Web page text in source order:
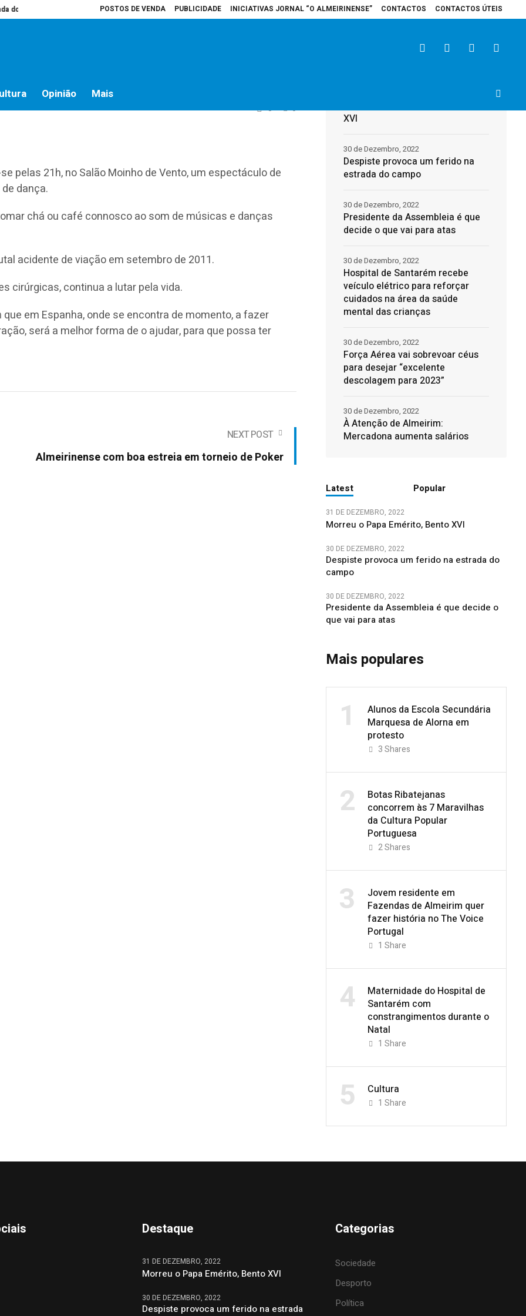
POSTOS DE VENDA PUBLICIDADE INICIATIVAS JORNAL “O ALMEIRINENSE” CONTACTOS CONTACTOS ÚTEIS
Presidente da Assembleia é que decide o que vai para atas Hospital de Santarém recebe veículo elétrico para reforçar cuidados na área
Opinião Mais
3 0
pelas 21h, no Salão Moinho de Vento, um espectáculo de
dança.
chá ou café connosco ao som de músicas e danças
acidente de viação em setembro de 2011.
cirúrgicas, continua a lutar pela vida.
em Espanha, onde se encontra de momento, a fazer
será a melhor forma de o ajudar, para que possa ter
NEXT POST
Almeirinense com boa estreia em torneio de Poker
XVI
Despiste provoca um ferido na
estrada do campo
30 de Dezembro, 2022
Presidente da Assembleia é que
decide o que vai para atas
30 de Dezembro, 2022
Hospital de Santarém recebe
veículo elétrico para reforçar
cuidados na área da saúde
mental das crianças
30 de Dezembro, 2022
Força Aérea vai sobrevoar céus
para desejar “excelente
descolagem para 2023”
30 de Dezembro, 2022
À Atenção de Almeirim:
Mercadona aumenta salários
30 de Dezembro, 2022
Latest Popular
31 DE DEZEMBRO, 2022
Morreu o Papa Emérito, Bento XVI
30 DE DEZEMBRO, 2022
Despiste provoca um ferido na estrada do
campo
30 DE DEZEMBRO, 2022
Presidente da Assembleia é que decide o
que vai para atas
Mais populares
1
Alunos da Escola Secundária
Marquesa de Alorna em
protesto
3Shares
2
Botas Ribatejanas
concorrem às 7 Maravilhas
da Cultura Popular
Portuguesa
2Shares
3
Jovem residente em
Fazendas de Almeirim quer
fazer história no The Voice
Portugal
1 Share
4
Maternidade do Hospital de
Santarém com
constrangimentos durante o
Natal
1 Share
5 Cultura
1 Share
Destaque
31 DE DEZEMBRO, 2022
Morreu o Papa Emérito, Bento XVI
30 DE DEZEMBRO, 2022
Despiste provoca um ferido na estrada
Categorias
Sociedade
Desporto
Política